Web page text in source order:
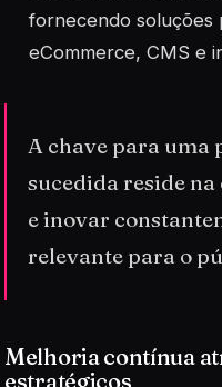
fornecendo soluções
eCommerce, CMS e
A chave para uma
sucedida reside
e inovar
relevante para o
Melhoria contínua
estratégicos